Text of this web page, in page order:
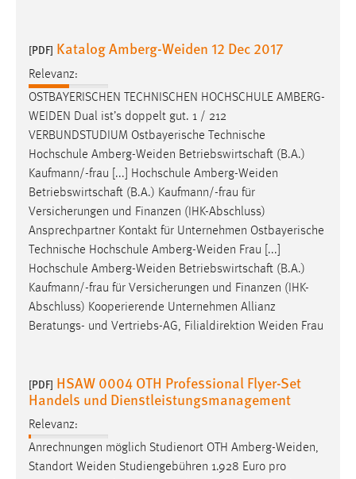
[PDF] Katalog Amberg-Weiden 12 Dec 2017
Relevanz:
OSTBAYERISCHEN TECHNISCHEN HOCHSCHULE AMBERG-
WEIDEN Dual ist’s doppelt gut. 1 / 212
VERBUNDSTUDIUM Ostbayerische Technische
Hochschule Amberg-Weiden Betriebswirtschaft (B.A.)
Kaufmann/-frau [...] Hochschule Amberg-Weiden
Betriebswirtschaft (B.A.) Kaufmann/-frau für
Versicherungen und Finanzen (IHK-Abschluss)
Ansprechpartner Kontakt für Unternehmen Ostbayerische
Technische Hochschule Amberg-Weiden Frau [...]
Hochschule Amberg-Weiden Betriebswirtschaft (B.A.)
Kaufmann/-frau für Versicherungen und Finanzen (IHK-
Abschluss) Kooperierende Unternehmen Allianz
Beratungs- und Vertriebs-AG, Filialdirektion Weiden Frau
[PDF] HSAW 0004 OTH Professional Flyer-Set
Handels und Dienstleistungsmanagement
Relevanz:
Anrechnungen möglich Studienort OTH Amberg-Weiden,
Standort Weiden Studiengebühren 1.928 Euro pro
Matomo
Name:
_pk_ref, _pk_cvar, _pk_id, _pk_ses
Zweck:
Zugriffsstatistik
Cookie Laufzeit:
Max. 13 Monate
MARKETING
Marketing Cookies werden von Drittanbietern
verwendet, um personalisierte Werbung anzuzeigen.
Sie tun dies, indem sie Besucher über Websites
hinweg verfolgen.
Name:
Anbieter:
Google Ireland Limited